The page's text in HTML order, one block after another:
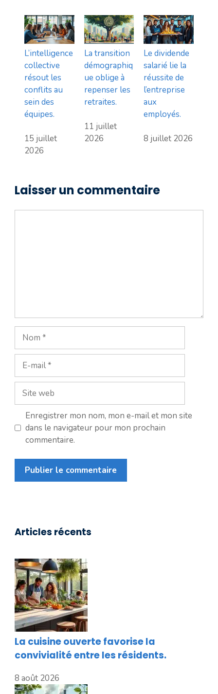
L’intelligence
collective
résout les
conflits au
sein des
équipes.
15 juillet
2026
La transition
démographiq
ue oblige à
repenser les
retraites.
11 juillet
2026
Le dividende
salarié lie la
réussite de
l’entreprise
aux
employés.
8 juillet 2026
Laisser un commentaire
Nom
mail
Site
web
Enregistrer mon nom, mon e-mail et mon site
dans le navigateur pour mon prochain
commentaire.
Articles récents
La cuisine ouverte favorise la
convivialité entre les résidents.
8 août 2026